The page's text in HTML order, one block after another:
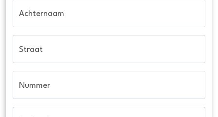
Achternaam
Straat
Nummer